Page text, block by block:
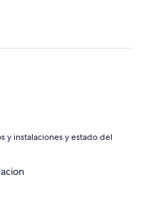
y instalaciones y estado del